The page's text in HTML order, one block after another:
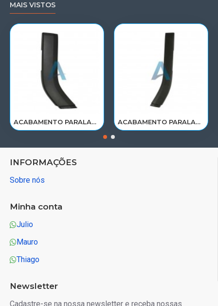
MAIS VISTOS
ACABAMENTO PARALAMA CABINE SCANIA NTG P/G/R/S LE PARTE TRAS 2297995 ACABAMENTO PARALAMA CABINE SCANIA NTG P/G/R/S LD PARTE TRAS 2297996
INFORMAÇÕES
Sobre nós
Minha conta
Julio
Mauro
Thiago
Newsletter
Cadastre-se na nossa newsletter e receba nossas